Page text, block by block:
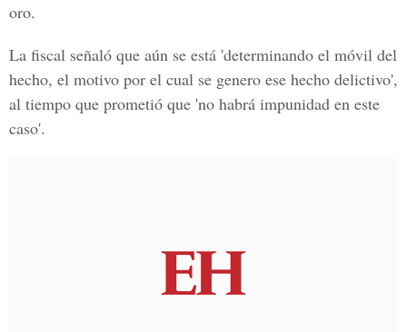
oro.
La fiscal señaló que aún se está 'determinando el móvil del
hecho, el motivo por el cual se genero ese hecho delictivo',
al tiempo que prometió que 'no habrá impunidad en este
caso'.